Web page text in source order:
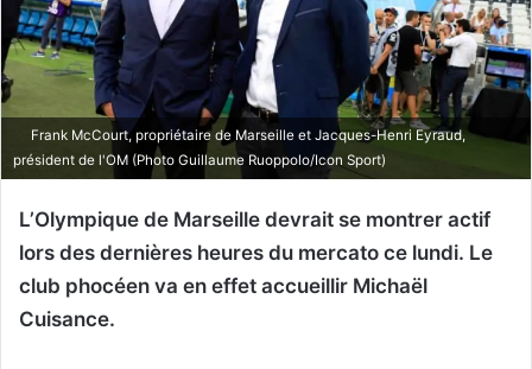
Frank McCourt, propriétaire de Marseille et Jacques-Henri Eyraud,
président de l'OM (Photo Guillaume Ruoppolo/Icon Sport)
L’Olympique de Marseille devrait se montrer actif
lors des dernières heures du mercato ce lundi. Le
club phocéen va en effet accueillir Michaël
Cuisance.